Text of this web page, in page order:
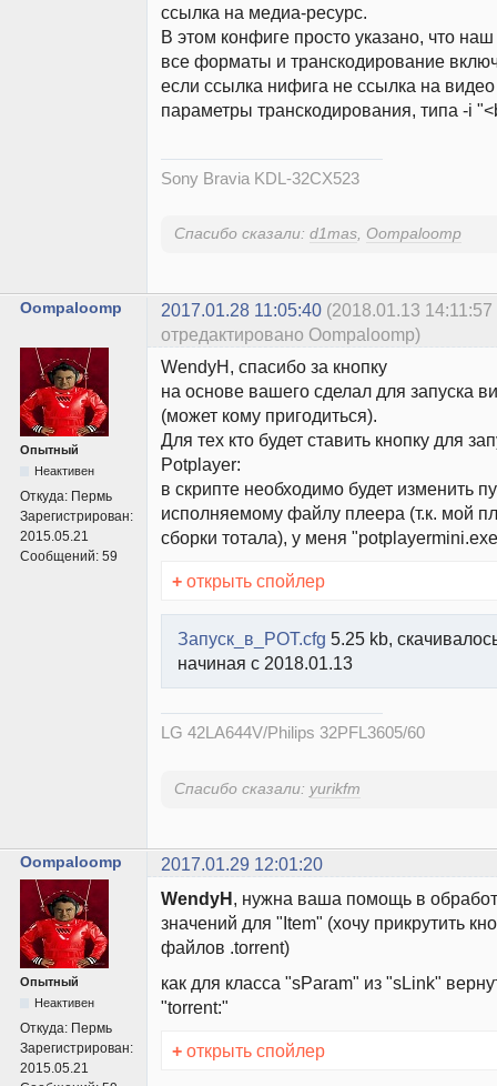
ссылка на медиа-ресурс.
В этом конфиге просто указано, что
все форматы и транскодирование
если ссылка нифига не ссылка на
параметры транскодирования, типа -i
Sony Bravia KDL-32CX523
Спасибо сказали: d1mas, Oompaloomp
Oompaloomp 2017.01.28 11:05:40 (2018.01.13 14:11:57
отредактировано Oompaloomp)
Опытный
Неактивен
Откуда: Пермь
Зарегистрирован:
2015.05.21
Сообщений: 59
WendyH, спасибо за кнопку
на основе вашего сделал для запуска
(может кому пригодиться).
Для тех кто будет ставить кнопку для
Potplayer:
в скрипте необходимо будет изменить
исполняемому файлу плеера (т.к. мой
сборки тотала), у меня
+ открыть спойлер
Запуск_в_POT.cfg 5.25 kb,
начиная с 2018.01.13
LG 42LA644V/Philips 32PFL3605/60
Спасибо сказали: yurikfm
Oompaloomp 2017.01.29 12:01:20
Опытный
Неактивен
Откуда: Пермь
Зарегистрирован:
2015.05.21
WendyH, нужна ваша помощь в
значений для "Item" (хочу прикрутить
файлов .torrent)
как для класса "sParam" из "sLink"
"torrent:"
+ открыть спойлер